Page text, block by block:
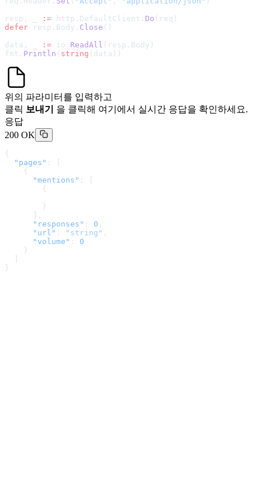
resp, _
:= http.DefaultClient. Do (req)
defer resp.Body. Close ()
data, _
:= io. ReadAll (resp.Body)
fmt. Println ( string (data))
위의 파라미터를 입력하고
클릭 보내기
을 클릭해 여기에서 실시간 응답을 확인하세요.
응답
200 OK
{
  "pages"
: [
    {
      "mentions"
: [
        {
        }
      ],
      "responses"
: 0 ,
      "url"
: "string" ,
      "volume"
: 0
    }
}